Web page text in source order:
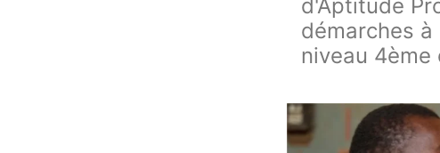
d'Aptitude
démarches à
niveau 4ème